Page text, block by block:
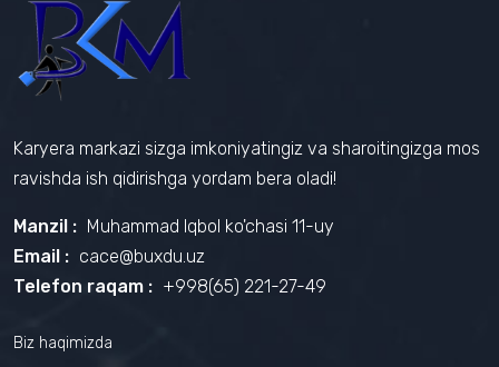
Karyera markazi sizga imkoniyatingiz va sharoitingizga mos
ravishda ish qidirishga yordam bera oladi!
Manzil : Muhammad Iqbol ko'chasi 11-uy
Email : cace@buxdu.uz
Telefon raqam : +998(65) 221-27-49
Biz haqimizda